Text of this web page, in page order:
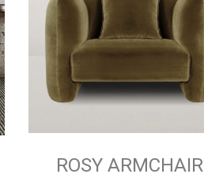
ROSY ARMCHAIR